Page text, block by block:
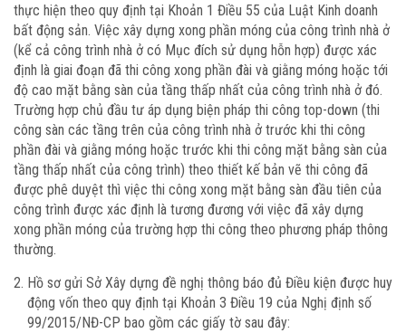
thực hiện theo quy định tại Khoản 1 Điều 55 của Luật Kinh doanh
bất động sản. Việc xây dựng xong phần móng của công trình nhà ở
(kể cả công trình nhà ở có Mục đích sử dụng hỗn hợp) được xác
định là giai đoạn đã thi công xong phần đài và giằng móng hoặc tới
độ cao mặt bằng sàn của tầng thấp nhất của công trình nhà ở đó.
Trường hợp chủ đầu tư áp dụng biện pháp thi công top-down (thi
công sàn các tầng trên của công trình nhà ở trước khi thi công
phần đài và giằng móng hoặc trước khi thi công mặt bằng sàn của
tầng thấp nhất của công trình) theo thiết kế bản vẽ thi công đã
được phê duyệt thì việc thi công xong mặt bằng sàn đầu tiên của
công trình được xác định là tương đương với việc đã xây dựng
xong phần móng của trường hợp thi công theo phương pháp thông
thường.
Hồ sơ gửi Sở Xây dựng đề nghị thông báo đủ Điều kiện được huy
động vốn theo quy định tại Khoản 3 Điều 19 của Nghị định số
99/2015/NĐ-CP bao gồm các giấy tờ sau đây: